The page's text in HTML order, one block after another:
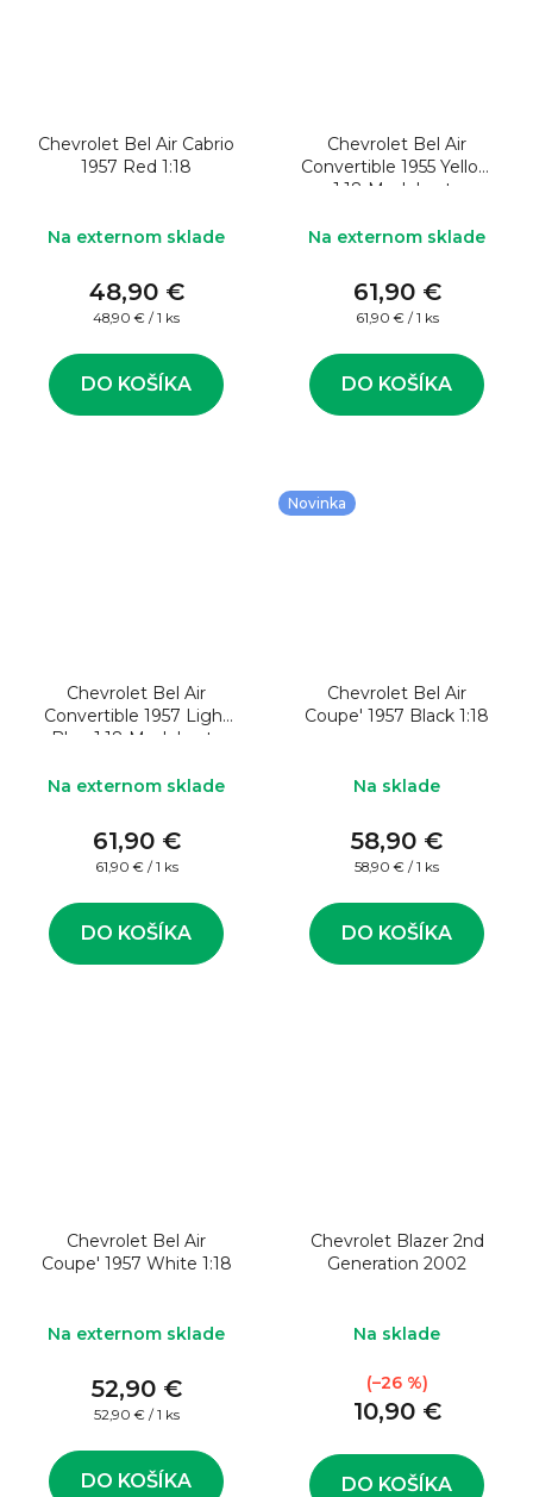
Chevrolet Bel Air Cabrio
1957 Red 1:18
Na externom sklade
48,90 €
Jednotková
48,90 € / 1 ks
DO KOŠÍKA
Chevrolet Bel Air
Convertible 1955 Yellow
1:18 Model auta
Na externom sklade
61,90 €
Jednotková
61,90 € / 1 ks
DO KOŠÍKA
Chevrolet Bel Air
Convertible 1957 Light
Blue 1:18 Model auta
Na externom sklade
61,90 €
Jednotková
61,90 € / 1 ks
DO KOŠÍKA
Novinka
Chevrolet Bel Air
Coupe' 1957 Black 1:18
Na sklade
58,90 €
Jednotková
58,90 € / 1 ks
DO KOŠÍKA
Chevrolet Bel Air
Coupe' 1957 White 1:18
Na externom sklade
52,90 €
Jednotková
52,90 € / 1 ks
DO KOŠÍKA
Chevrolet Blazer 2nd
Generation 2002
Na sklade
10,90 €
(–26 %)
DO KOŠÍKA